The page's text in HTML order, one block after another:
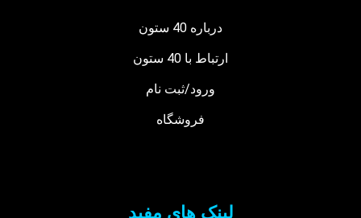
درباره 40 ستون
ارتباط با 40 ستون
ورود/ثبت نام
فروشگاه
لینک های مفید